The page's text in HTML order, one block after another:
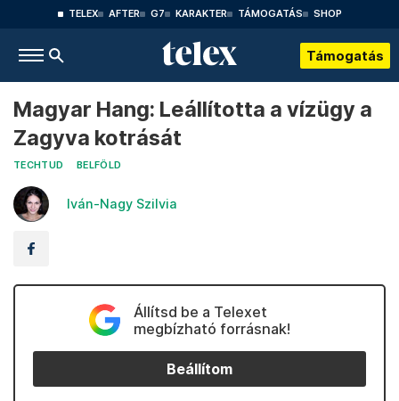
TELEX AFTER G7 KARAKTER TÁMOGATÁS SHOP
Támogatás
Magyar Hang: Leállította a vízügy a
Zagyva kotrását
TECHTUD BELFÖLD
Iván-Nagy Szilvia
Állítsd be a Telexet
megbízható forrásnak!
Beállítom